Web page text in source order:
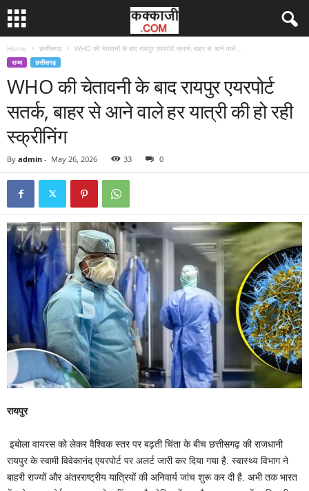
Home छत्तीसगढ़ WHO की चेतावनी के बाद रायपुर एयरपोर्ट सतर्क, बाहर से आने वाले...
राज्य छत्तीसगढ़
WHO की चेतावनी के बाद रायपुर एयरपोर्ट
सतर्क, बाहर से आने वाले हर यात्री की हो रही
स्क्रीनिंग
By admin - May 26, 2026 33 0
रायपुर
इबोला वायरस को लेकर वैश्विक स्तर पर बढ़ती चिंता के बीच छत्तीसगढ़ की राजधानी
रायपुर के स्वामी विवेकानंद एयरपोर्ट पर अलर्ट जारी कर दिया गया है. स्वास्थ्य विभाग ने
बाहरी राज्यों और अंतरराष्ट्रीय यात्रियों की अनिवार्य जांच शुरू कर दी है. अभी तक भारत